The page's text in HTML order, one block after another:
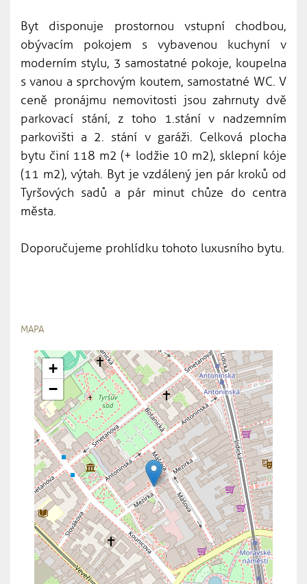
Byt disponuje prostornou vstupní chodbou,
obývacím pokojem s vybavenou kuchyní v
moderním stylu, 3 samostatné pokoje, koupelna
s vanou a sprchovým koutem, samostatné WC. V
ceně pronájmu nemovitosti jsou zahrnuty dvě
parkovací stání, z toho 1.stání v nadzemním
parkovišti a 2. stání v garáži. Celková plocha
bytu činí 118 m2 (+ lodžie 10 m2), sklepní kóje
(11 m2), výtah. Byt je vzdálený jen pár kroků od
Tyršových sadů a pár minut chůze do centra
města.
Doporučujeme prohlídku tohoto luxusního bytu.
MAPA
+
−